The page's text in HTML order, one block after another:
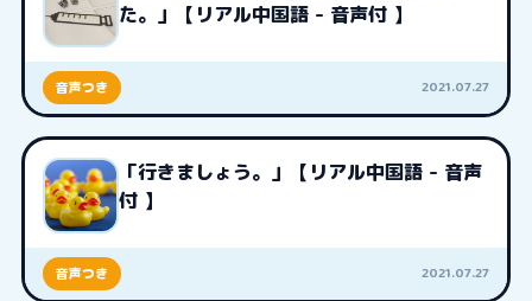
た。」【リアル中国語 - 音声付 】
音声つき 2021.07.27
「行きましょう。」【リアル中国語 - 音声
付 】
音声つき 2021.07.27